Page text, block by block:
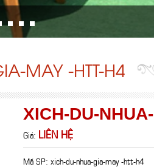
MAY -HTT-H4
XICH-DU-
Giá: LIÊN HỆ
Mã SP: xich-du-nhua-gia-may -htt-h4